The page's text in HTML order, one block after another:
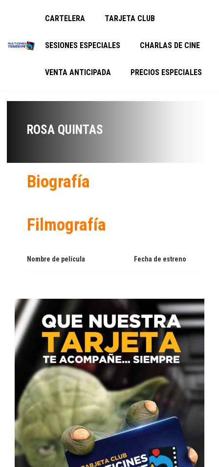
CARTELERA TARJETA CLUB
SESIONES ESPECIALES CHARLAS DE CINE
VENTA ANTICIPADA PRECIOS ESPECIALES
ROSA QUINTAS
Biografía
Filmografía
Nombre de película Fecha de estreno